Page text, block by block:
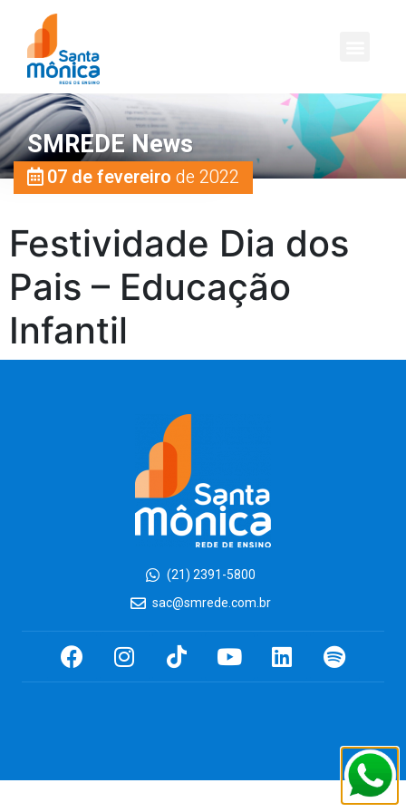
SMREDE News
07 de fevereiro de 2022
Festividade Dia dos
Pais – Educação
Infantil
(21) 2391-5800
sac@smrede.com.br